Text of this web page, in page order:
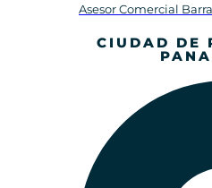
Asesor Comercial
CIUDAD DE